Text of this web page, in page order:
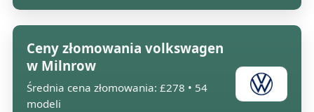
Ceny złomowania volkswagen
w Milnrow
Średnia cena złomowania: £278 • 54
modeli